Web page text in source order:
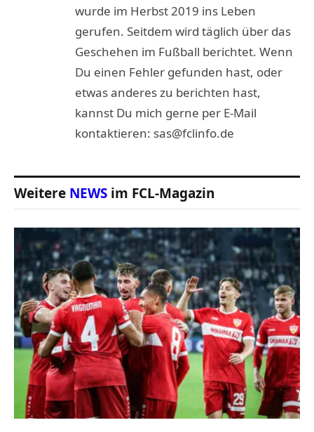
wurde im Herbst 2019 ins Leben
gerufen. Seitdem wird täglich über das
Geschehen im Fußball berichtet. Wenn
Du einen Fehler gefunden hast, oder
etwas anderes zu berichten hast,
kannst Du mich gerne per E-Mail
kontaktieren: sas@fclinfo.de
Weitere NEWS im FCL-Magazin